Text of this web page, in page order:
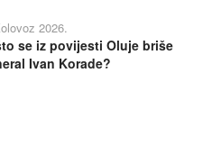
2026.
se iz povijesti Oluje briše
Ivan Korade?